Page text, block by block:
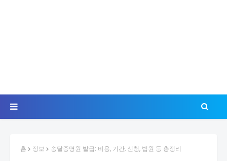
홈 정보 송달증명원 발급: 비용, 기간, 신청, 법원 등 총정리